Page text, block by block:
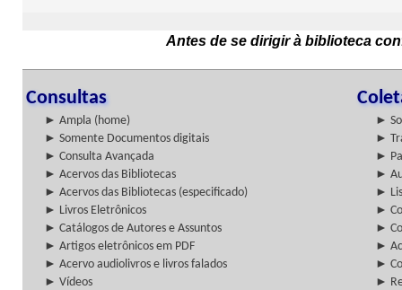
Antes de se dirigir à biblioteca
Consultas
► Ampla (home)
►
► Somente Documentos digitais
►
► Consulta Avançada
►
► Acervos das Bibliotecas
►
► Acervos das Bibliotecas (especificado)
►
► Livros Eletrônicos
►
► Catálogos de Autores e Assuntos
►
► Artigos eletrônicos em PDF
►
► Acervo audiolivros e livros falados
►
► Vídeos
►